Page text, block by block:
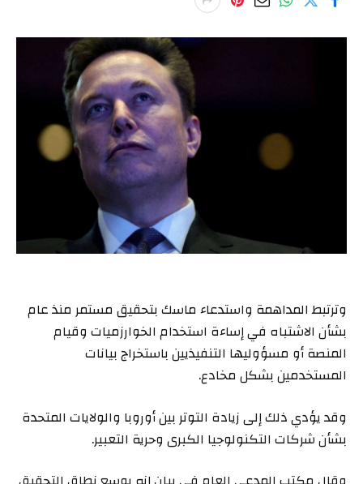
وترتبط المداهمة واستدعاء ماسك بتحقيق مستمر منذ عام
بشأن الاشتباه ‌في إساءة استخدام الخوارزميات وقيام
المنصة أو مسؤوليها التنفيذيين باستخراج بيانات
⁠المستخدمين بشكل مخادع.
وقد يؤدي ذلك إلى زيادة التوتر بين أوروبا والولايات ‌المتحدة
بشأن شركات التكنولوجيا ​الكبرى وحرية التعبير.